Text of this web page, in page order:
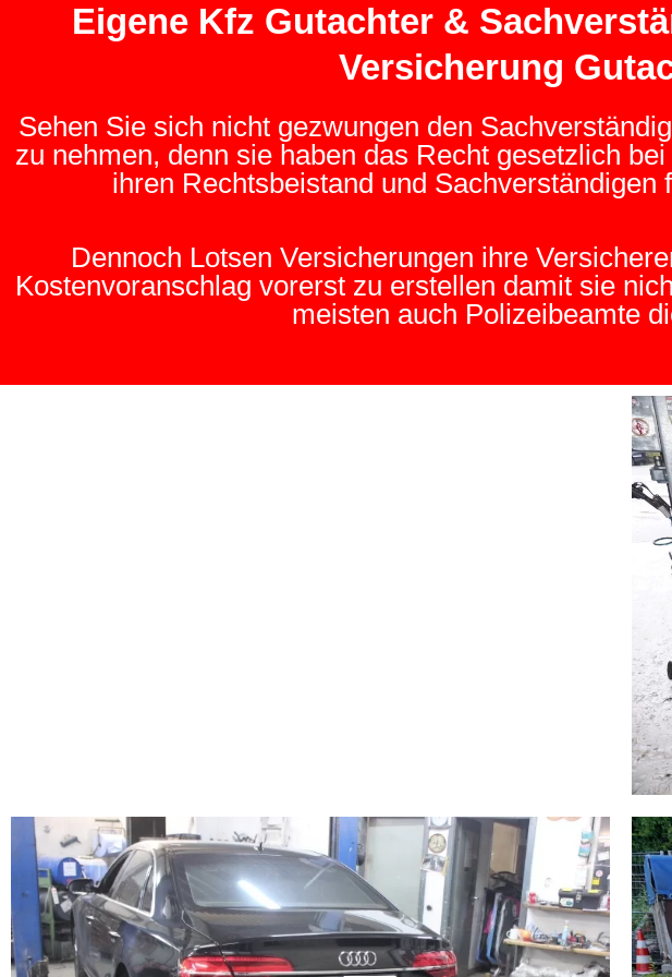
Eigene Kfz Gutachter &
Versicherung
Sehen Sie sich nicht gezwungen den
zu nehmen, denn sie haben das Recht gesetzlich
ihren Rechtsbeistand und
Dennoch Lotsen Versicherungen ihre
Kostenvoranschlag vorerst zu erstellen damit sie
meisten auch Polizeibeamte